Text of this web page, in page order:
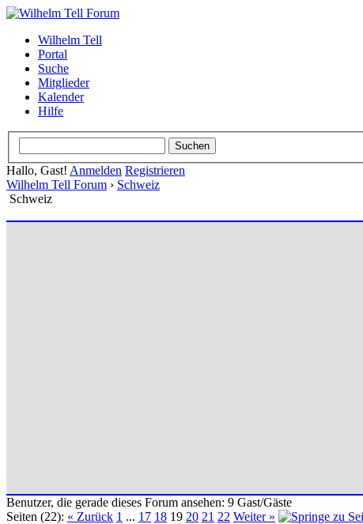
Wilhelm Tell
Portal
Suche
Mitglieder
Kalender
Hilfe
Hallo, Gast! Anmelden Registrieren
Wilhelm Tell Forum › Schweiz
Schweiz
Benutzer, die gerade dieses Forum ansehen: 9 Gast/Gäste
Seiten (22): « Zurück 1 ... 17 18 19 20 21 22 Weiter »